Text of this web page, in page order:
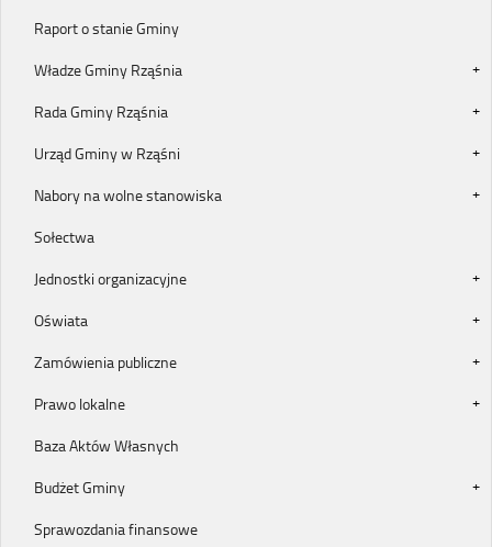
Raport o stanie Gminy
Władze Gminy Rząśnia
Rada Gminy Rząśnia
Urząd Gminy w Rząśni
Nabory na wolne stanowiska
Sołectwa
Jednostki organizacyjne
Oświata
Zamówienia publiczne
Prawo lokalne
Baza Aktów Własnych
Budżet Gminy
Sprawozdania finansowe